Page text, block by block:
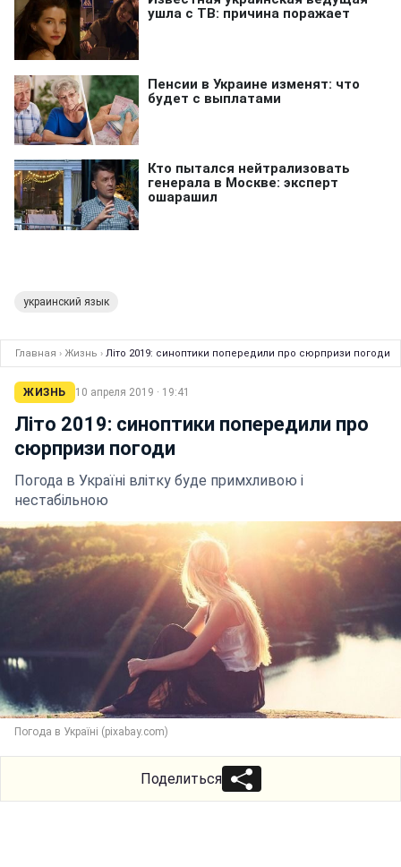
украинский язык
Главная › Жизнь › Літо 2019: синоптики попередили про сюрпризи погоди
ЖИЗНЬ 10 апреля 2019 · 19:41
Літо 2019: синоптики попередили про
сюрпризи погоди
Погода в Україні влітку буде примхливою і
нестабільною
Погода в Україні (pixabay.com)
Поделиться